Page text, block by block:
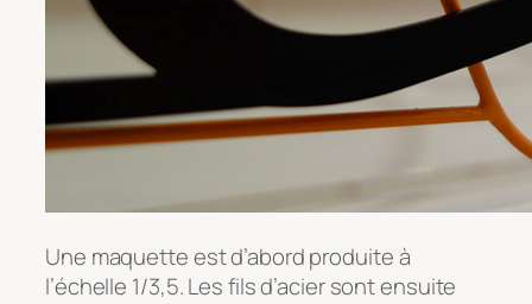
Une maquette est d’abord produite à
l’échelle 1/3,5. Les fils d’acier sont ensuite